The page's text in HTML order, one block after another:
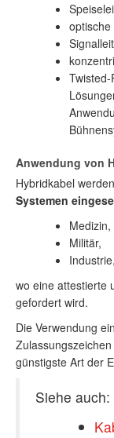
Anwendung von
Hybridkabel
Systemen
Medizin,
Militär,
Industrie,
wo eine attestierte
gefordert wird.
Die Verwendung
günstigste Art der
Siehe auch: